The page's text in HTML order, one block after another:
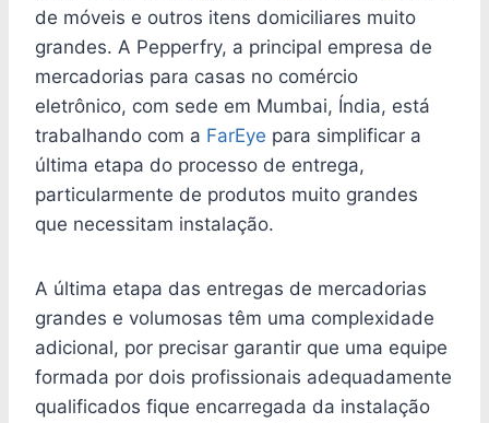
de móveis e outros itens domiciliares muito
grandes. A Pepperfry, a principal empresa de
mercadorias para casas no comércio
eletrônico, com sede em Mumbai, Índia, está
trabalhando com a FarEye para simplificar a
última etapa do processo de entrega,
particularmente de produtos muito grandes
que necessitam instalação.
A última etapa das entregas de mercadorias
grandes e volumosas têm uma complexidade
adicional, por precisar garantir que uma equipe
formada por dois profissionais adequadamente
qualificados fique encarregada da instalação